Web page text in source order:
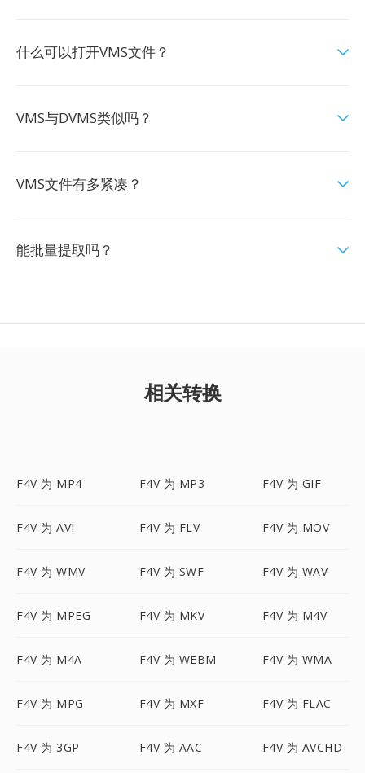
什么可以打开VMS文件？
VMS与DVMS类似吗？
VMS文件有多紧凑？
能批量提取吗？
相关转换
F4V 为 MP4 F4V 为 MP3 F4V 为 GIF
F4V 为 AVI F4V 为 FLV F4V 为 MOV
F4V 为 WMV F4V 为 SWF F4V 为 WAV
F4V 为 MPEG F4V 为 MKV F4V 为 M4V
F4V 为 M4A F4V 为 WEBM F4V 为 WMA
F4V 为 MPG F4V 为 MXF F4V 为 FLAC
F4V 为 3GP F4V 为 AAC F4V 为 AVCHD